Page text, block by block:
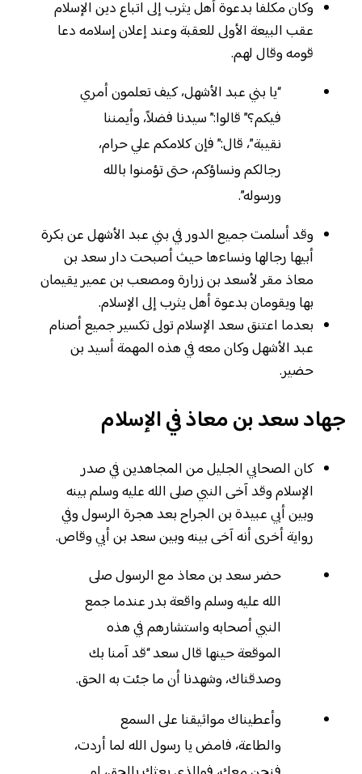
وكان مكلفا بدعوة أهل يثرب إلى اتباع دين الإسلام
عقب البيعة الأولى للعقبة وعند إعلان إسلامه دعا
قومه وقال لهم.
“يا بني عبد الأشهل، كيف تعلمون أمري
فيكم؟” قالوا:” سيدنا فضلاً، وأيمننا
نقيبة”، قال:” فإن كلامكم علي حرام،
رجالكم ونساؤكم، حتى تؤمنوا بالله
ورسوله”.
وقد أسلمت جميع الدور في بني عبد الأشهل عن بكرة
أبيها رجالها ونساءها حيث أصبحت دار سعد بن
معاذ مقر لأسعد بن زرارة ومصعب بن عمير يقيمان
بها ويقومان بدعوة أهل يثرب إلى الإسلام.
بعدما اعتنق سعد الإسلام تولى تكسير جميع أصنام
عبد الأشهل وكان معه في هذه المهمة أسيد بن
حضير.
جهاد سعد بن معاذ في الإسلام
كان الصحابي الجليل من المجاهدين في صدر
الإسلام وقد آخى النبي صلى الله عليه وسلم بينه
وبين أبي عبيدة بن الجراح بعد هجرة الرسول وفي
رواية أخرى أنه آخى بينه وبين سعد بن أبي وقاص.
حضر سعد بن معاذ مع الرسول صلى
الله عليه وسلم واقعة بدر عندما جمع
النبي أصحابه واستشارهم في هذه
الموقعة حينها قال سعد “قد آمنا بك
وصدقناك، وشهدنا أن ما جئت به الحق.
وأعطيناك مواثيقنا على السمع
والطاعة، فامض يا رسول الله لما أردت،